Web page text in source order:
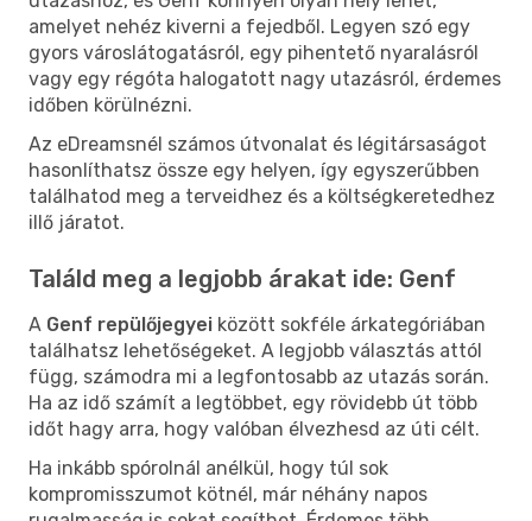
amelyet nehéz kiverni a fejedből. Legyen szó egy
gyors városlátogatásról, egy pihentető nyaralásról
vagy egy régóta halogatott nagy utazásról, érdemes
időben körülnézni.
Az eDreamsnél számos útvonalat és légitársaságot
hasonlíthatsz össze egy helyen, így egyszerűbben
találhatod meg a terveidhez és a költségkeretedhez
illő járatot.
Találd meg a legjobb árakat ide: Genf
A Genf repülőjegyei között sokféle árkategóriában
találhatsz lehetőségeket. A legjobb választás attól
függ, számodra mi a legfontosabb az utazás során.
Ha az idő számít a legtöbbet, egy rövidebb út több
időt hagy arra, hogy valóban élvezhesd az úti célt.
Ha inkább spórolnál anélkül, hogy túl sok
kompromisszumot kötnél, már néhány napos